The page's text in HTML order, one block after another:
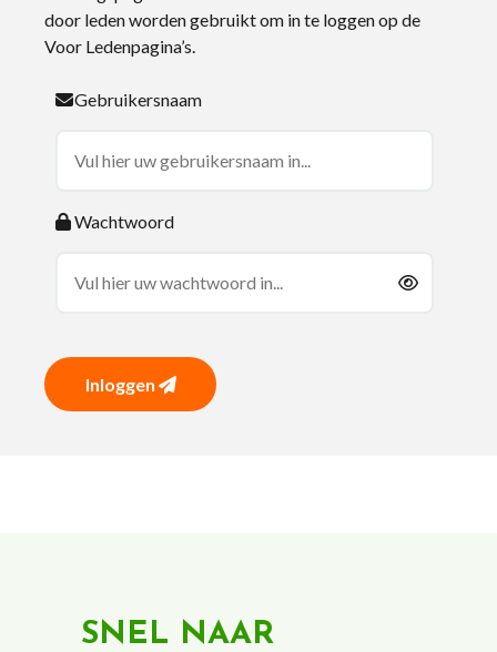
door leden worden gebruikt om in te loggen op de
Voor Ledenpagina’s.
Gebruikersnaam
Wachtwoord
Inloggen
SNEL NAAR